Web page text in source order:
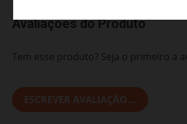
Avaliações do Produto
Tem esse produto? Seja o primeiro a
ESCREVER AVALIAÇÃO...